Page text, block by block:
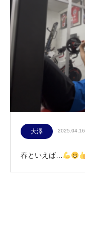
大澤 2025.04.16
春といえば…